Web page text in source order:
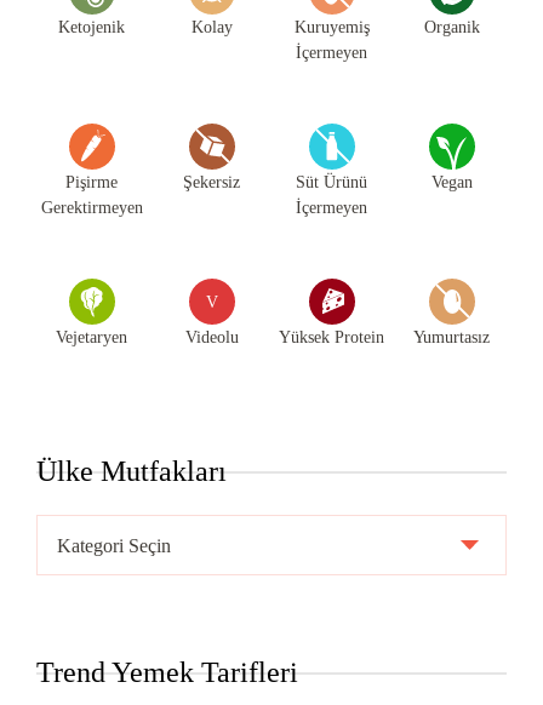
Ketojenik Kolay
Kuruyemiş
İçermeyen
Organik
Pişirme
Gerektirmeyen
Şekersiz
Süt Ürünü
İçermeyen
Vegan
Vejetaryen
V
Videolu Yüksek Protein Yumurtasız
Ülke Mutfakları
Mutfakları
Trend Yemek Tarifleri